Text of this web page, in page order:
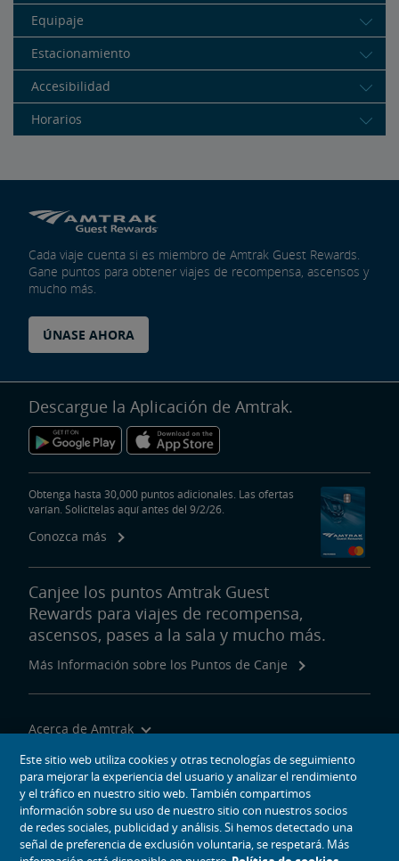
Equipaje
Estacionamiento
Accesibilidad
Horarios
Cada viaje cuenta si es miembro de Amtrak Guest Rewards.
Gane puntos para obtener viajes de recompensa, ascensos y
mucho más.
ÚNASE AHORA
Descargue la Aplicación de Amtrak.
Obtenga hasta 30,000 puntos adicionales. Las ofertas
varían. Solicítelas aquí antes del 9/2/26.
Conozca más
Canjee los puntos Amtrak Guest
Rewards para viajes de recompensa,
ascensos, pases a la sala y mucho más.
Más Información sobre los Puntos de Canje
Acerca de Amtrak
Viajar con Nosotros
Herramientas del Sitio
Este sitio web utiliza cookies y otras tecnologías de seguimiento
para mejorar la experiencia del usuario y analizar el rendimiento
y el tráfico en nuestro sitio web. También compartimos
información sobre su uso de nuestro sitio con nuestros socios
de redes sociales, publicidad y análisis. Si hemos detectado una
señal de preferencia de exclusión voluntaria, se respetará. Más